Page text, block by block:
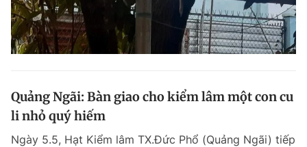
Quảng Ngãi: Bàn giao cho kiểm lâm một con cu
li nhỏ quý hiếm
Ngày 5.5, Hạt Kiểm lâm TX.Đức Phổ (Quảng Ngãi) tiếp